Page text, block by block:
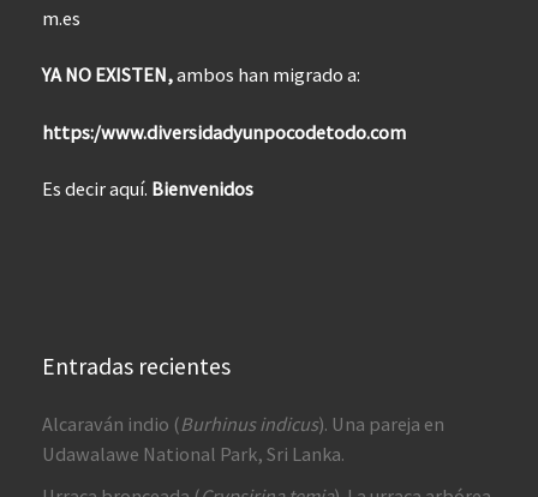
m.es
YA NO EXISTEN,ambos han migrado a:
https:/www.diversidadyunpocodetodo.com
Es decir aquí. Bienvenidos
Entradas recientes
Alcaraván indio (Burhinus indicus). Una pareja en
Udawalawe National Park, Sri Lanka.